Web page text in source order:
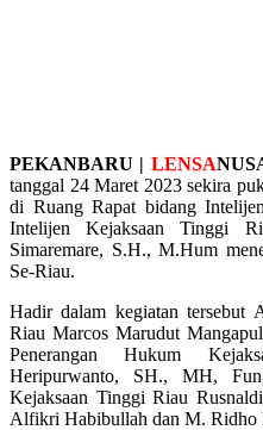
PEKANBARU | LENSA
tanggal 24 Maret 2023 sekira
di Ruang Rapat bidang
Intelijen Kejaksaan Tinggi
Simaremare, S.H., M.Hum
Se-Riau.
Hadir dalam kegiatan tersebut
Riau Marcos Marudut
Penerangan Hukum
Heripurwanto, SH., MH,
Kejaksaan Tinggi Riau
Alfikri Habibullah dan M. Ridho